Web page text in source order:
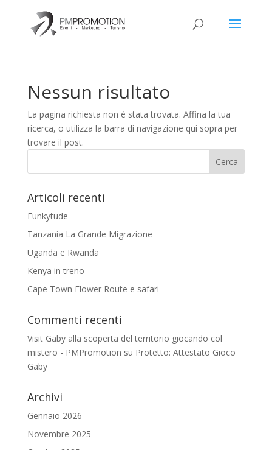
Nessun risultato
La pagina richiesta non è stata trovata. Affina la tua
ricerca, o utilizza la barra di navigazione qui sopra per
trovare il post.
Articoli recenti
Funkytude
Tanzania La Grande Migrazione
Uganda e Rwanda
Kenya in treno
Cape Town Flower Route e safari
Commenti recenti
Visit Gaby alla scoperta del territorio giocando col
mistero - PMPromotion su Protetto: Attestato Gioco
Gaby
Archivi
Gennaio 2026
Novembre 2025